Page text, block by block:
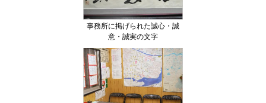
事務所に掲げられた誠心・誠
意・誠実の文字